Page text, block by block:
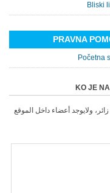
Bliski
PRAVNA
Početna
KO JE NA